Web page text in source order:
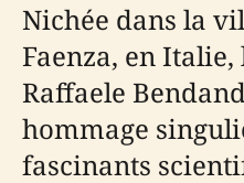
Nichée dans la
Faenza, en Italie,
Raffaele
hommage
fascinants